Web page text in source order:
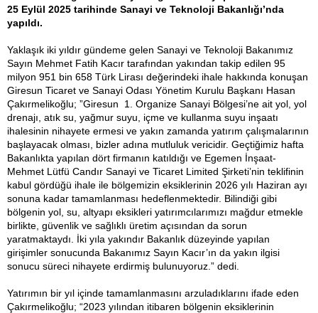
25 Eylül 2025 tarihinde Sanayi ve Teknoloji Bakanlığı’nda
yapıldı.
Yaklaşık iki yıldır gündeme gelen Sanayi ve Teknoloji Bakanımız
Sayın Mehmet Fatih Kacır tarafından yakından takip edilen 95
milyon 951 bin 658 Türk Lirası değerindeki ihale hakkında konuşan
Giresun Ticaret ve Sanayi Odası Yönetim Kurulu Başkanı Hasan
Çakırmelikoğlu; ”Giresun 1. Organize Sanayi Bölgesi’ne ait yol, yol
drenajı, atık su, yağmur suyu, içme ve kullanma suyu inşaatı
ihalesinin nihayete ermesi ve yakın zamanda yatırım çalışmalarının
başlayacak olması, bizler adına mutluluk vericidir. Geçtiğimiz hafta
Bakanlıkta yapılan dört firmanın katıldığı ve Egemen İnşaat-
Mehmet Lütfü Candır Sanayi ve Ticaret Limited Şirketi’nin teklifinin
kabul gördüğü ihale ile bölgemizin eksiklerinin 2026 yılı Haziran ayı
sonuna kadar tamamlanması hedeflenmektedir. Bilindiği gibi
bölgenin yol, su, altyapı eksikleri yatırımcılarımızı mağdur etmekle
birlikte, güvenlik ve sağlıklı üretim açısından da sorun
yaratmaktaydı. İki yıla yakındır Bakanlık düzeyinde yapılan
girişimler sonucunda Bakanımız Sayın Kacır’ın da yakın ilgisi
sonucu süreci nihayete erdirmiş bulunuyoruz.” dedi.
Yatırımın bir yıl içinde tamamlanmasını arzuladıklarını ifade eden
Çakırmelikoğlu; “2023 yılından itibaren bölgenin eksiklerinin